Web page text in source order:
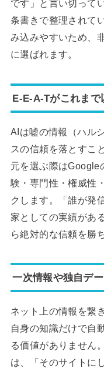
です」と言い切って
条書きで整理されて
み込みやすいため、
に選ばれます。
E-E-A-Tがこれまで
AIは嘘の情報（ハル
スの信頼を落とすこ
元を選ぶ際はGoogle
験・専門性・権威性
クします。「誰が発
家としての実績があ
ら絶対的な信頼を勝
一次情報や独自デ
ネット上の情報を繋
自身の知識だけで自
る価値がありません
は、「そのサイトに